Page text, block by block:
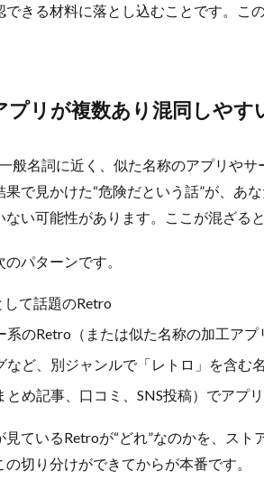
できる材料に落とし込むことです。こ
プリが複数あり混同しやす
般名詞に近く、似た名称のアプリや
で見かけた“危険だという話”が、あ
い可能性があります。ここが混ざる
パターンです。
して話題のRetro
のRetro（または似た名称の加工アプ
など、別ジャンルで「レトロ」を含む
め記事、口コミ、SNS投稿）でアプ
ているRetroが“どれ”なのかを、スト
切り分けができてからが本番です。